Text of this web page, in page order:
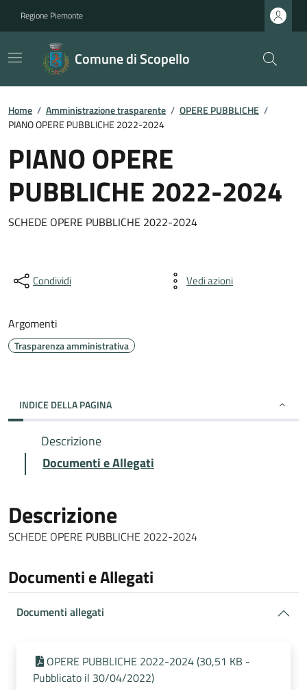
Regione Piemonte
Comune di Scopello
Home / Amministrazione trasparente / OPERE PUBBLICHE /
PIANO OPERE PUBBLICHE 2022-2024
PIANO OPERE
PUBBLICHE 2022-2024
SCHEDE OPERE PUBBLICHE 2022-2024
Condividi Vedi azioni
Argomenti
Trasparenza amministrativa
INDICE DELLA PAGINA
Descrizione
Documenti e Allegati
Descrizione
SCHEDE OPERE PUBBLICHE 2022-2024
Documenti e Allegati
Documenti allegati
OPERE PUBBLICHE 2022-2024 (30,51 KB -
Pubblicato il 30/04/2022)